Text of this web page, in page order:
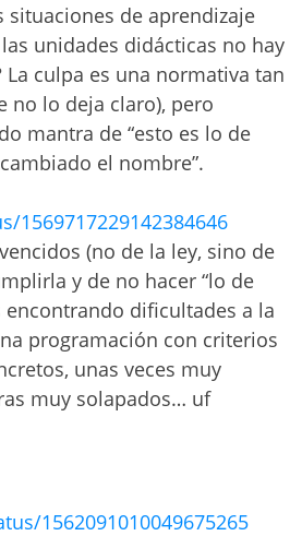
situaciones de aprendizaje
unidades didácticas no hay
La culpa es una normativa tan
no lo deja claro), pero
mantra de “esto es lo de
el nombre”.
1569717229142384646
(no de la ley, sino de
y de no hacer “lo de
encontrando dificultades a la
programación con criterios
unas veces muy
muy solapados… uf
1562091010049675265